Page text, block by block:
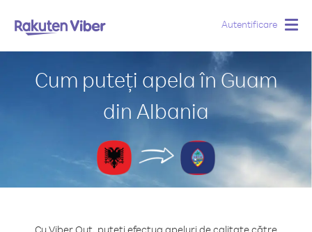
Autentificare
Cum puteți apela în Guam
din Albania